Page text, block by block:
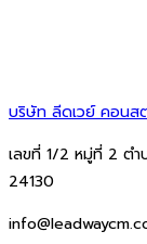
บริษัท ลีดเวย์ คอนส
เลขที่ 1/2 หมู่ที่ 2 ตำ
24130